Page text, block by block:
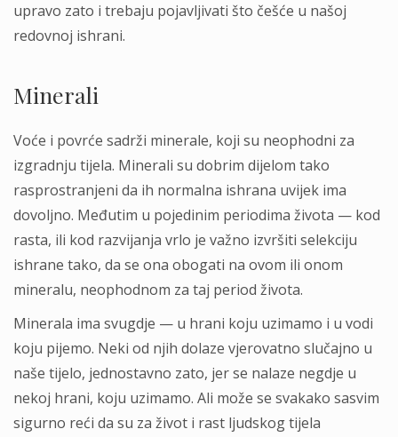
upravo zato i trebaju pojavljivati što češće u našoj
redovnoj ishrani.
Minerali
Voće i povrće sadrži minerale, koji su neophodni za
izgradnju tijela. Minerali su dobrim dijelom tako
rasprostranjeni da ih normalna ishrana uvijek ima
dovoljno. Međutim u pojedinim periodima života — kod
rasta, ili kod razvijanja vrlo je važno izvršiti selekciju
ishrane tako, da se ona obogati na ovom ili onom
mineralu, neophodnom za taj period života.
Minerala ima svugdje — u hrani koju uzimamo i u vodi
koju pijemo. Neki od njih dolaze vjerovatno slučajno u
naše tijelo, jednostavno zato, jer se nalaze negdje u
nekoj hrani, koju uzimamo. Ali može se svakako sasvim
sigurno reći da su za život i rast ljudskog tijela